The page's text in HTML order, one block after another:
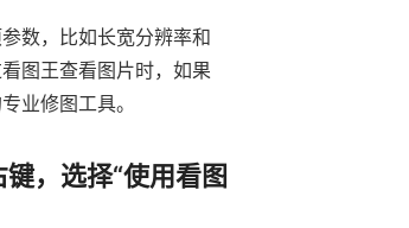
数，比如长宽分辨率和
图王查看图片时，如果
业修图工具。
，选择“使用看图